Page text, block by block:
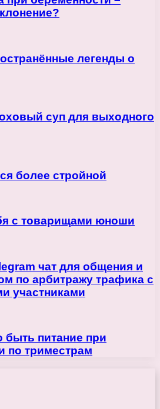
легенды о
суп для выходного
более стройной
с товарищами юноши
чат для общения и
по арбитражу трафика с
участниками
быть питание при
по триместрам